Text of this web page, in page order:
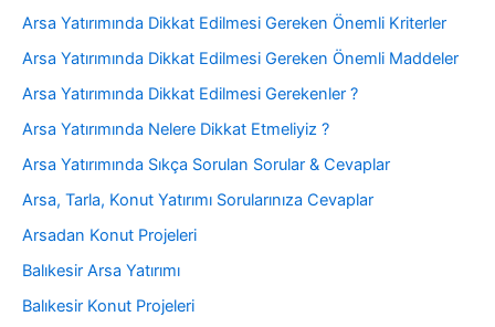
Arsa Yatırımında Dikkat Edilmesi Gereken Önemli Kriterler
Arsa Yatırımında Dikkat Edilmesi Gereken Önemli Maddeler
Arsa Yatırımında Dikkat Edilmesi Gerekenler ?
Arsa Yatırımında Nelere Dikkat Etmeliyiz ?
Arsa Yatırımında Sıkça Sorulan Sorular & Cevaplar
Arsa, Tarla, Konut Yatırımı Sorularınıza Cevaplar
Arsadan Konut Projeleri
Balıkesir Arsa Yatırımı
Balıkesir Konut Projeleri